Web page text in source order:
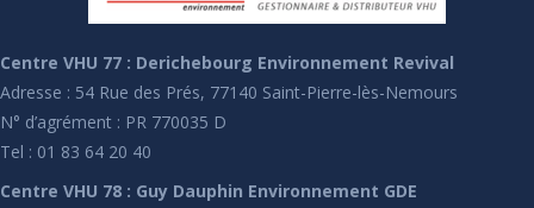
Centre VHU 77 : Derichebourg Environnement Revival
Adresse : 54 Rue des Prés, 77140 Saint-Pierre-lès-Nemours
N° d’agrément : PR 770035 D
Tel : 01 83 64 20 40
Centre VHU 78 : Guy Dauphin Environnement GDE